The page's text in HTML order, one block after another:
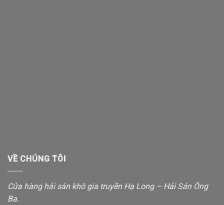
VỀ CHÚNG TÔI
Cửa hàng hải sản khô gia truyền Hạ Long – Hải Sản Ông
Ba.